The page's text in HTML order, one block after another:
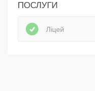
ПОСЛУГИ
Ліцей